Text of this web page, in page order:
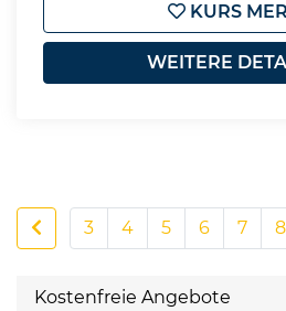
KURS
WEITERE
3 4 5 6 7 8
Kostenfreie Angebote